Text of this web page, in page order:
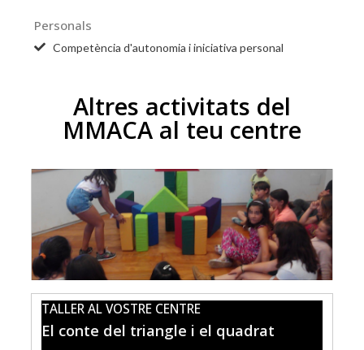
Personals
Competència d'autonomia i iniciativa personal
Altres activitats del
MMACA al teu centre
TALLER AL VOSTRE CENTRE
El conte del triangle i el quadrat